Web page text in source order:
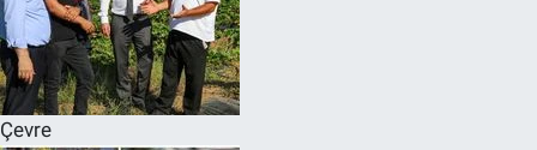
Çevre